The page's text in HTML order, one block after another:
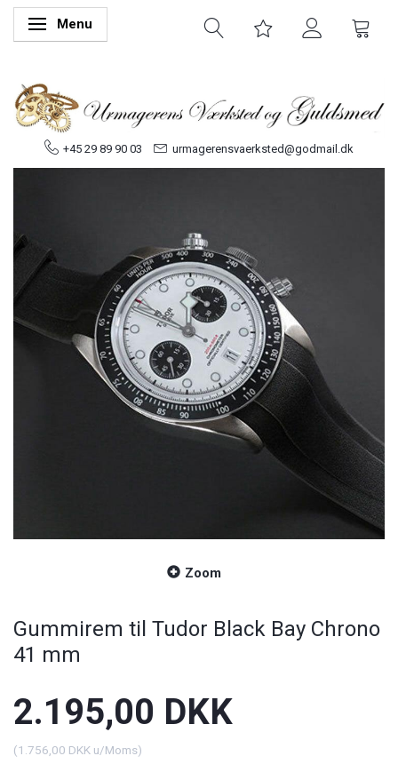
Skifte navigation
Menu
+45 29 89 90 03 urmagerensvaerksted@godmail.dk
Zoom
Gummirem til Tudor Black Bay Chrono
41 mm
2.195,00 DKK
(1.756,00 DKK u/Moms)